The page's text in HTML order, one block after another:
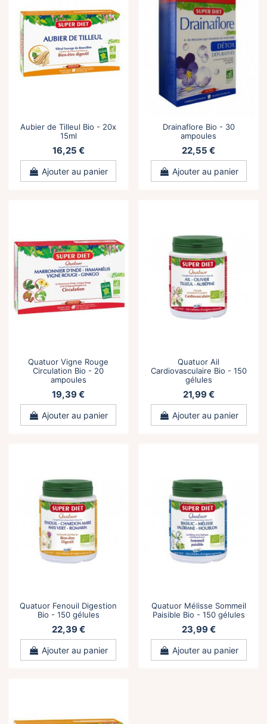
Aubier de Tilleul Bio - 20x
15ml
16,25 €
Ajouter au panier
Drainaflore Bio - 30
ampoules
22,55 €
Ajouter au panier
Quatuor Vigne Rouge
Circulation Bio - 20
ampoules
19,39 €
Ajouter au panier
Quatuor Ail
Cardiovasculaire Bio - 150
gélules
21,99 €
Ajouter au panier
Quatuor Fenouil Digestion
Bio - 150 gélules
22,39 €
Ajouter au panier
Quatuor Mélisse Sommeil
Paisible Bio - 150 gélules
23,99 €
Ajouter au panier